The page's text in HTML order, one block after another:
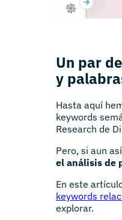
Un par
y
Hasta aquí
keywords
Research de
Pero, si aun
el análisis de
En este
keywords
explorar.